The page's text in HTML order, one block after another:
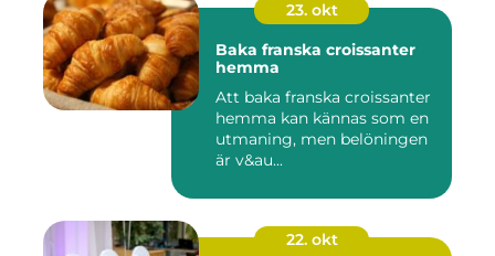
23. okt
Baka franska croissanter
hemma
Att baka franska croissanter
hemma kan kännas som en
utmaning, men belöningen
är v&au...
22. okt